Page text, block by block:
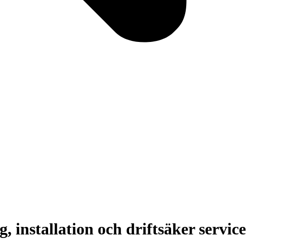
installation och driftsäker service